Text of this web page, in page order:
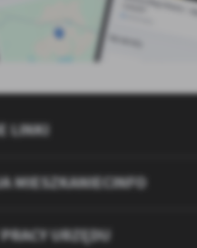
LINKI
MIESZKANIECINFO
URZĘDU